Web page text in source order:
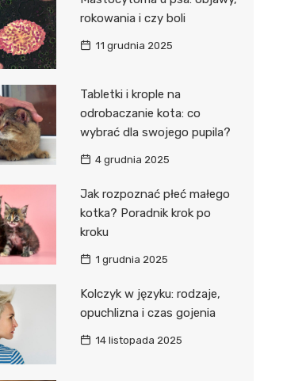
rokowania i czy boli
11 grudnia 2025
Tabletki i krople na
odrobaczanie kota: co
wybrać dla swojego pupila?
4 grudnia 2025
Jak rozpoznać płeć małego
kotka? Poradnik krok po
kroku
1 grudnia 2025
Kolczyk w języku: rodzaje,
opuchlizna i czas gojenia
14 listopada 2025